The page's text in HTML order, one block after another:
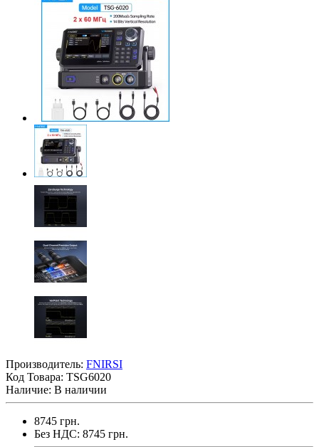
Производитель: FNIRSI
Код Товара: TSG6020
Наличие: В наличии
8745 грн.
Без НДС: 8745 грн.